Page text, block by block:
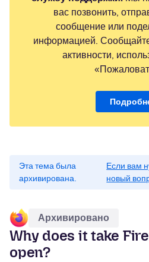
вас позвонить,
сообщение или
информацией.
активности,
Эта тема была
архивирована.
Если вам
новый
Архивировано
Why does it take
open?